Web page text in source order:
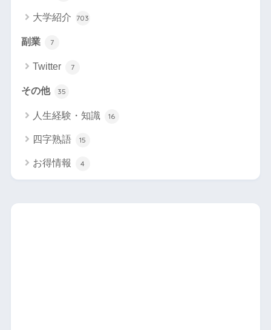
大学紹介 703
副業 7
Twitter 7
その他 35
人生経験・知識 16
四字熟語 15
お得情報 4